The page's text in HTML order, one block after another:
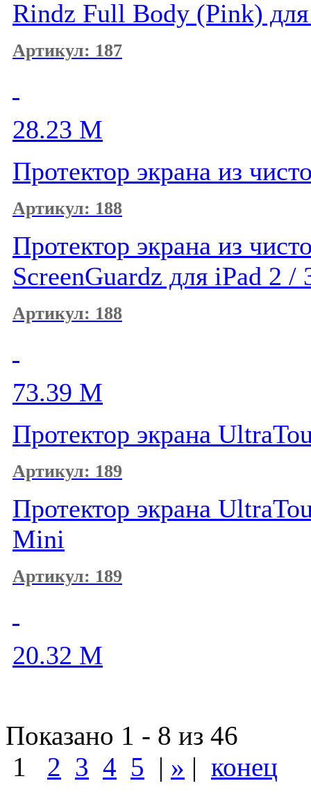
Rindz Full Body (Pink)
Артикул: 187
28.23 M
Протектор экрана из
Артикул: 188
Протектор экрана из
ScreenGuardz для iPad 2 /
Артикул: 188
73.39 M
Протектор экрана
Артикул: 189
Протектор экрана
Mini
Артикул: 189
20.32 M
Показано 1 - 8 из 46
1
2 3 4 5 | » | конец